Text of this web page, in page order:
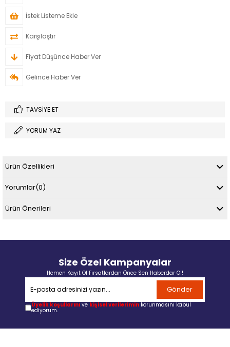
İstek Listeme Ekle
Karşılaştır
Fiyat Düşünce Haber Ver
Gelince Haber Ver
TAVSIYE ET
YORUM YAZ
Ürün Özellikleri
Yorumlar(0)
Ürün Önerileri
Size Özel Kampanyalar
Hemen Kayıt Ol Fırsatlardan Önce Sen Haberdar Ol!
Gönder
Üyelik koşullarını ve kişisel verilerimin korunmasını kabul
ediyorum.